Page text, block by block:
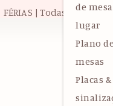
FÉRIAS | Todas as
de
lugar
Plano de
mesas
Placas &